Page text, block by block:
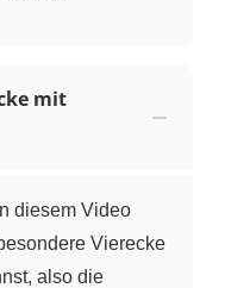
mit
diesem Video
Vierecke
also die